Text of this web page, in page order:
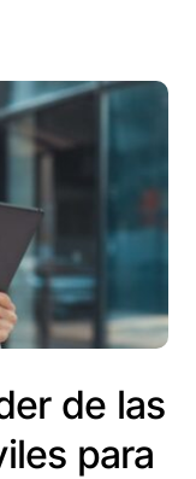
de las
para